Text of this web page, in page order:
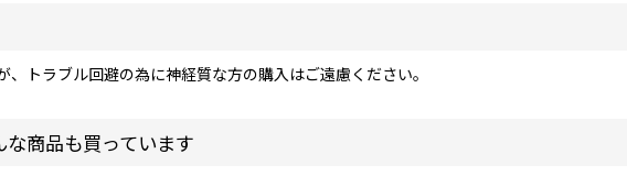
トラブル回避の為に神経質な方の購入はご遠慮ください。
商品も買っています